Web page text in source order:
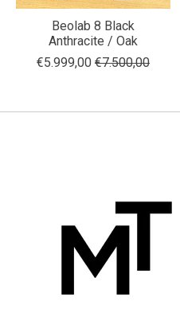
Beolab 8 Black
Anthracite / Oak
€5.999,00 €7.500,00